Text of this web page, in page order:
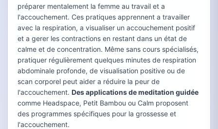
préparer mentalement la femme au travail et a
l'accouchement. Ces pratiques apprennent a travailler
avec la respiration, a visualiser un accouchement positif
et a gerer les contractions en restant dans un état de
calme et de concentration. Même sans cours spécialisés,
pratiquer régulièrement quelques minutes de respiration
abdominale profonde, de visualisation positive ou de
scan corporel peut aider a réduire la peur de
l'accouchement. Des applications de meditation guidée
comme Headspace, Petit Bambou ou Calm proposent
des programmes spécifiques pour la grossesse et
l'accouchement.